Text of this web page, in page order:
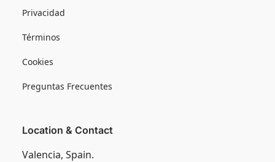
Privacidad
Términos
Cookies
Preguntas Frecuentes
Location & Contact
Valencia, Spain.